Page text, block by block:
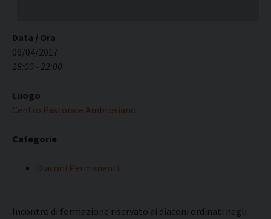
Data / Ora
06/04/2017
18:00 - 22:00
Luogo
Centro Pastorale Ambrosiano
Categorie
Diaconi Permanenti
Incontro di formazione riservato ai diaconi ordinati negli